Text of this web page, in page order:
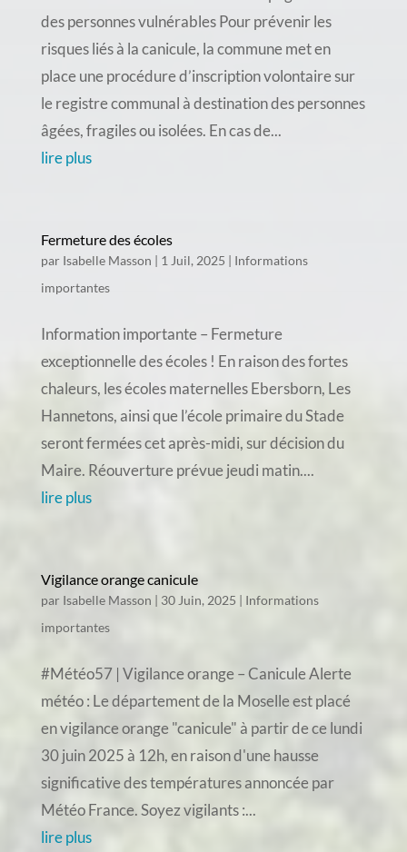
des personnes vulnérables Pour prévenir les
risques liés à la canicule, la commune met en
place une procédure d’inscription volontaire sur
le registre communal à destination des personnes
âgées, fragiles ou isolées. En cas de...
lire plus
Fermeture des écoles
par Isabelle Masson | 1 Juil, 2025 | Informations
importantes
Information importante – Fermeture
exceptionnelle des écoles ! En raison des fortes
chaleurs, les écoles maternelles Ebersborn, Les
Hannetons, ainsi que l’école primaire du Stade
seront fermées cet après-midi, sur décision du
Maire. Réouverture prévue jeudi matin....
lire plus
Vigilance orange canicule
par Isabelle Masson | 30 Juin, 2025 | Informations
importantes
#Météo57 | Vigilance orange – Canicule Alerte
météo : Le département de la Moselle est placé
en vigilance orange "canicule" à partir de ce lundi
30 juin 2025 à 12h, en raison d'une hausse
significative des températures annoncée par
Météo France. Soyez vigilants :...
lire plus